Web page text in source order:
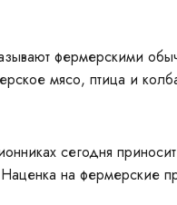
фермерскими
мясо, птица и
сегодня
на фермерские